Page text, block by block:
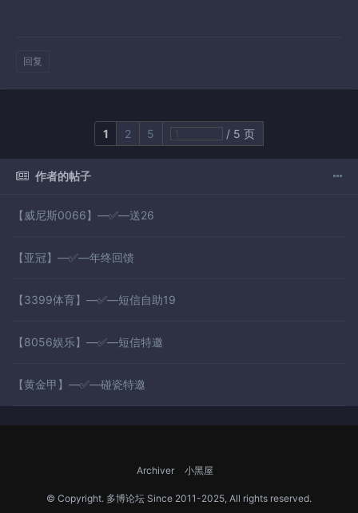
回复
1 2 5 / 5 页
作者的帖子
【威尼斯0066】—✅—送26
【亚冠】—✅—年终回馈
【3399体育】—✅—短信自助19
【8056娱乐】—✅—短信特邀
【黄金甲】—✅—碰瓷特邀
Archiver 小黑屋
© Copyright. 多博论坛 Since 2011-2025, All rights reserved.